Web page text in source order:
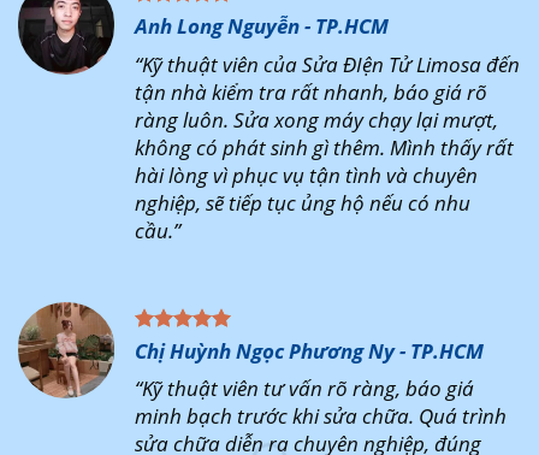
Anh Long Nguyễn - TP.HCM
“Kỹ thuật viên của Sửa ĐIện Tử Limosa đến
tận nhà kiểm tra rất nhanh, báo giá rõ
ràng luôn. Sửa xong máy chạy lại mượt,
không có phát sinh gì thêm. Mình thấy rất
hài lòng vì phục vụ tận tình và chuyên
nghiệp, sẽ tiếp tục ủng hộ nếu có nhu
cầu.”
Chị Huỳnh Ngọc Phương Ny - TP.HCM
“Kỹ thuật viên tư vấn rõ ràng, báo giá
minh bạch trước khi sửa chữa. Quá trình
sửa chữa diễn ra chuyên nghiệp, đúng